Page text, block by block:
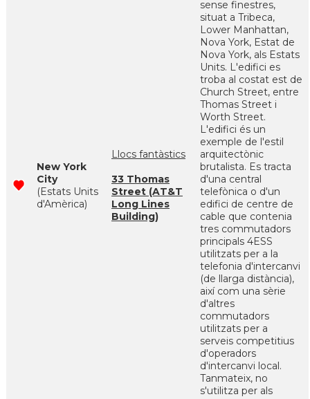
New York
City
(Estats Units
d'Amèrica)
Llocs fantàstics
33 Thomas
Street (AT&T
Long Lines
Building)
sense finestres,
situat a Tribeca,
Lower Manhattan,
Nova York, Estat de
Nova York, als Estats
Units. L'edifici es
troba al costat est de
Church Street, entre
Thomas Street i
Worth Street.
L'edifici és un
exemple de l'estil
arquitectònic
brutalista. Es tracta
d'una central
telefònica o d'un
edifici de centre de
cable que contenia
tres commutadors
principals 4ESS
utilitzats per a la
telefonia d'intercanvi
(de llarga distància),
així com una sèrie
d'altres
commutadors
utilitzats per a
serveis competitius
d'operadors
d'intercanvi local.
Tanmateix, no
s'utilitza per als